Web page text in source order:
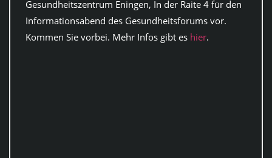
Gesundheitszentrum Eningen, In der Raite 4 für den
Informationsabend des Gesundheitsforums vor.
Kommen Sie vorbei. Mehr Infos gibt es hier.